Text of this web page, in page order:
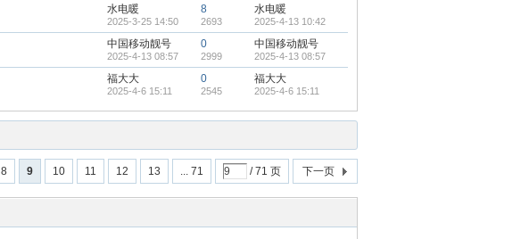
水电暖
2025-3-25 14:50
8
2693
水电暖
2025-4-13 10:42
中国移动靓号
2025-4-13 08:57
0
2999
中国移动靓号
2025-4-13 08:57
福大大
2025-4-6 15:11
0
2545
福大大
2025-4-6 15:11
8 9 10 11 12 13 ... 71 / 71 页 下一页